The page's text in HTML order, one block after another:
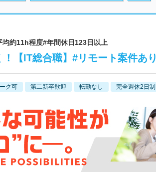
約11h程度#年間休日123日以上
【IT総合職】#リモート案件あり
ク可 第二新卒歓迎 転勤なし 完全週休2日制